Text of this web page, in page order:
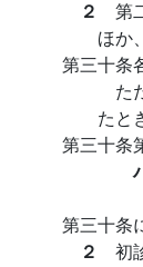
２ 第
ほか
第三十条
た
たと
第三十条
第三十条
２ 初